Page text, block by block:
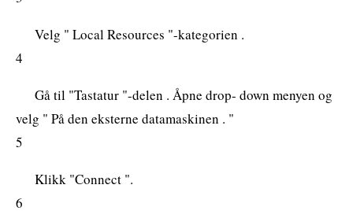
Velg " Local Resources "-kategorien .
4
Gå til "Tastatur "-delen . Åpne drop- down menyen og
velg " På den eksterne datamaskinen . "
5
Klikk "Connect ".
6